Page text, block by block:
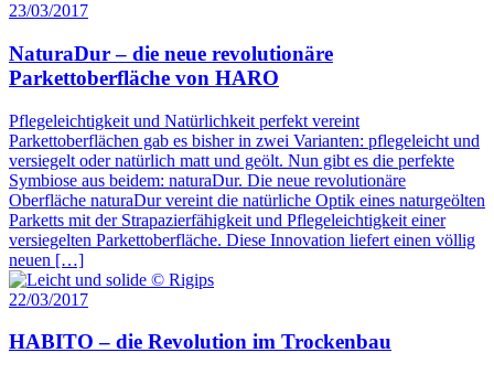
23/03/2017
NaturaDur – die neue revolutionäre
Parkettoberfläche von HARO
Pflegeleichtigkeit und Natürlichkeit perfekt vereint
Parkettoberflächen gab es bisher in zwei Varianten: pflegeleicht und
versiegelt oder natürlich matt und geölt. Nun gibt es die perfekte
Symbiose aus beidem: naturaDur. Die neue revolutionäre
Oberfläche naturaDur vereint die natürliche Optik eines naturgeölten
Parketts mit der Strapazierfähigkeit und Pflegeleichtigkeit einer
versiegelten Parkettoberfläche. Diese Innovation liefert einen völlig
neuen […]
22/03/2017
HABITO – die Revolution im Trockenbau